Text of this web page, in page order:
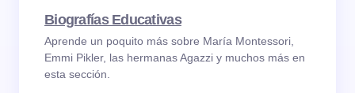
Biografías Educativas
Aprende un poquito más sobre María Montessori,
Emmi Pikler, las hermanas Agazzi y muchos más en
esta sección.